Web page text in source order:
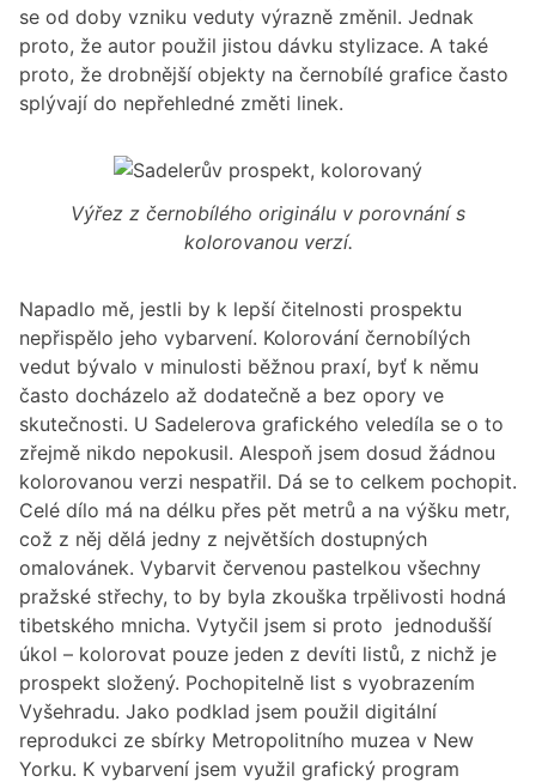
se od doby vzniku veduty výrazně změnil. Jednak
proto, že autor použil jistou dávku stylizace. A také
proto, že drobnější objekty na černobílé grafice často
splývají do nepřehledné změti linek.
Výřez z černobílého originálu v porovnání s
kolorovanou verzí.
Napadlo mě, jestli by k lepší čitelnosti prospektu
nepřispělo jeho vybarvení. Kolorování černobílých
vedut bývalo v minulosti běžnou praxí, byť k němu
často docházelo až dodatečně a bez opory ve
skutečnosti. U Sadelerova grafického veledíla se o to
zřejmě nikdo nepokusil. Alespoň jsem dosud žádnou
kolorovanou verzi nespatřil. Dá se to celkem pochopit.
Celé dílo má na délku přes pět metrů a na výšku metr,
což z něj dělá jedny z největších dostupných
omalovánek. Vybarvit červenou pastelkou všechny
pražské střechy, to by byla zkouška trpělivosti hodná
tibetského mnicha. Vytyčil jsem si proto jednodušší
úkol – kolorovat pouze jeden z devíti listů, z nichž je
prospekt složený. Pochopitelně list s vyobrazením
Vyšehradu. Jako podklad jsem použil digitální
reprodukci ze sbírky Metropolitního muzea v New
Yorku. K vybarvení jsem využil grafický program